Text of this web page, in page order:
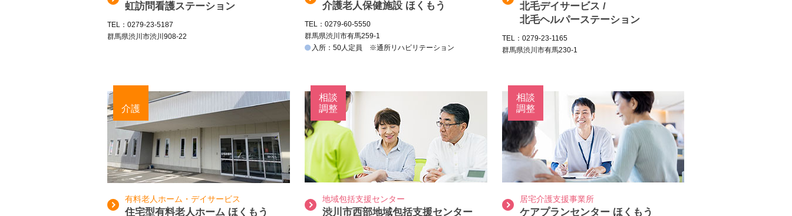
虹訪問看護ステーション
TEL：0279-23-5187
群馬県渋川市渋川908-22
介護老人保健施設 ほくもう
TEL：0279-60-5550
群馬県渋川市有馬259-1
入所：50人定員 ※通所リハビリテーション
北毛デイサービス /
北毛ヘルパーステーション
TEL：0279-23-1165
群馬県渋川市有馬230-1
介護
有料老人ホーム・デイサービス
住宅型有料老人ホーム ほくもう
相談
調整
地域包括支援センター
渋川市西部地域包括支援センター
相談
調整
居宅介護支援事業所
ケアプランセンター ほくもう